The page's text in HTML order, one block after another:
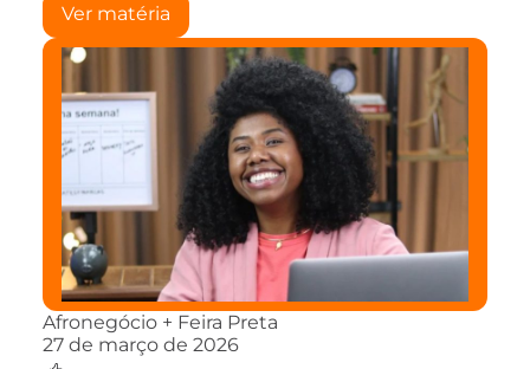
Ver matéria
Afronegócio + Feira Preta
27 de março de 2026